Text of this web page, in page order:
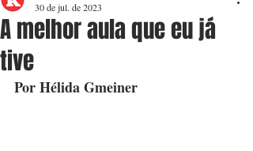
A melhor aula que eu já
tive
30 de jul. de 2023
Por Hélida Gmeiner